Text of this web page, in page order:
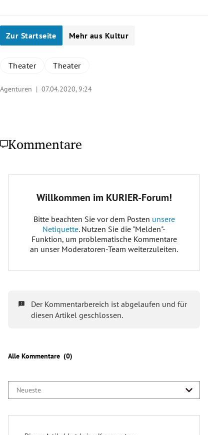
Zur Startseite Mehr aus Kultur
Theater Theater
Agenturen | 07.04.2020, 9:24
Kommentare